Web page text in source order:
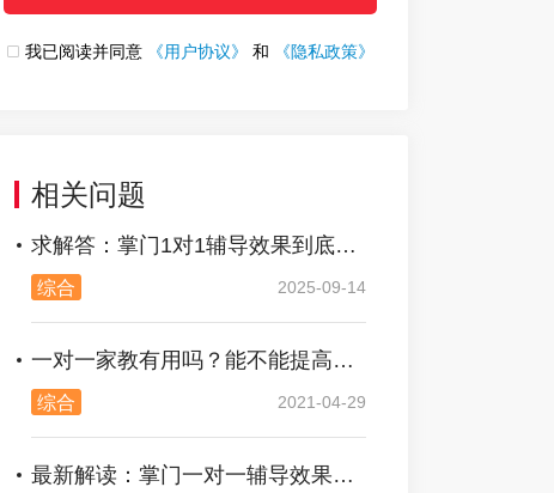
我已阅读并同意 《用户协议》 和 《隐私政策》
相关问题
求解答：掌门1对1辅导效果到底好不好？
综合 2025-09-14
一对一家教有用吗？能不能提高成绩
综合 2021-04-29
最新解读：掌门一对一辅导效果好吗？